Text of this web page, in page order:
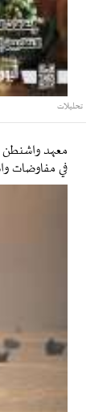
تحليلات
معهد
في مفاوضات